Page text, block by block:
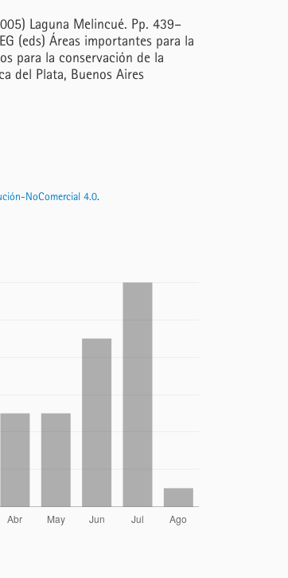
Laguna Melincué. Pp. 439–
(eds) Áreas importantes para la
para la conservación de la
del Plata, Buenos Aires
NoComercial 4.0.